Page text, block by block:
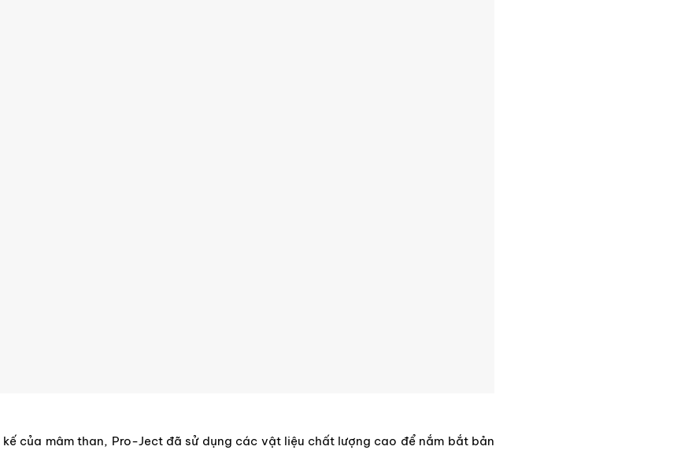
của mâm than, Pro-Ject đã sử dụng các vật liệu chất lượng cao để nắm bắt bản